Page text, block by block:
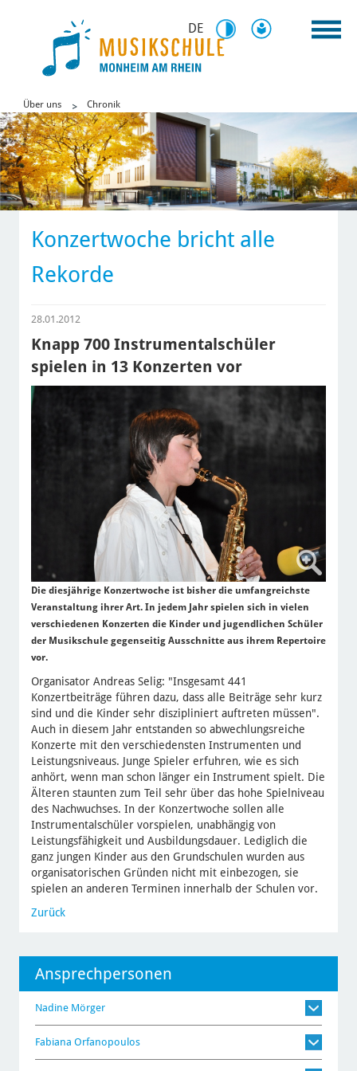
DE
Über uns Chronik
Konzertwoche bricht alle
Rekorde
28.01.2012
Knapp 700 Instrumentalschüler
spielen in 13 Konzerten vor
Die diesjährige Konzertwoche ist bisher die umfangreichste
Veranstaltung ihrer Art. In jedem Jahr spielen sich in vielen
verschiedenen Konzerten die Kinder und jugendlichen Schüler
der Musikschule gegenseitig Ausschnitte aus ihrem Repertoire
vor.
Organisator Andreas Selig: "Insgesamt 441
Konzertbeiträge führen dazu, dass alle Beiträge sehr kurz
sind und die Kinder sehr diszipliniert auftreten müssen".
Auch in diesem Jahr entstanden so abwechlungsreiche
Konzerte mit den verschiedensten Instrumenten und
Leistungsniveaus. Junge Spieler erfuhren, wie es sich
anhört, wenn man schon länger ein Instrument spielt. Die
Älteren staunten zum Teil sehr über das hohe Spielniveau
des Nachwuchses. In der Konzertwoche sollen alle
Instrumentalschüler vorspielen, unabhängig von
Leistungsfähigkeit und Ausbildungsdauer. Lediglich die
ganz jungen Kinder aus den Grundschulen wurden aus
organisatorischen Gründen nicht mit einbezogen, sie
spielen an anderen Terminen innerhalb der Schulen vor.
Zurück
Ansprechpersonen
Nadine Mörger
Fabiana Orfanopoulos